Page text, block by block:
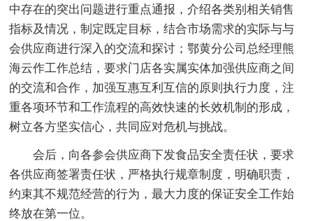
中存在的突出问题进行重点通报，介绍各类别相关销售
指标及情况，制定既定目标，结合市场需求的实际与与
会供应商进行深入的交流和探讨；鄂黄分公司总经理熊
海云作工作总结，要求门店各实属实体加强供应商之间
的交流和合作，加强互惠互利互信的原则执行力度，注
重各项环节和工作流程的高效快速的长效机制的形成，
树立各方坚实信心，共同应对危机与挑战。
会后，向各参会供应商下发食品安全责任状，要求
各供应商签署责任状，严格执行规章制度，明确职责，
约束其不规范经营的行为，最大力度的保证安全工作始
终放在第一位。